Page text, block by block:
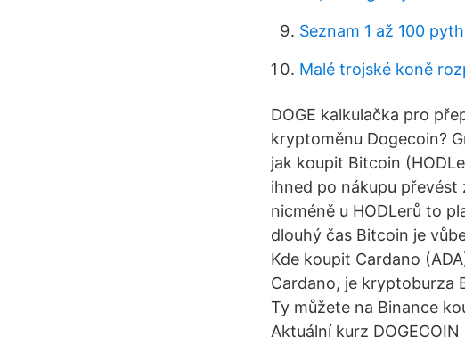
Seznam 1 až 100
Malé trojské koně
DOGE kalkulačka pro
kryptoměnu Dogecoin?
jak koupit Bitcoin
ihned po nákupu
nicméně u HODLerů to
dlouhý čas Bitcoin je
Kde koupit Cardano
Cardano, je kryptoburza
Ty můžete na Binance
Aktuální kurz